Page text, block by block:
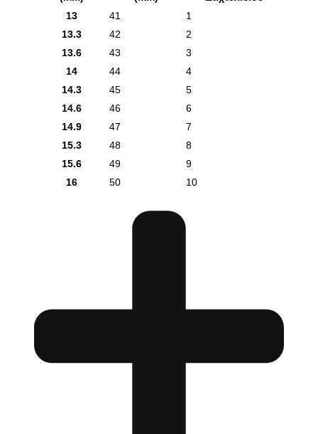
13
41
1
13.3
42
2
13.6
43
3
14
44
4
14.3
45
5
14.6
46
6
14.9
47
7
15.3
48
8
15.6
49
9
16
50 10